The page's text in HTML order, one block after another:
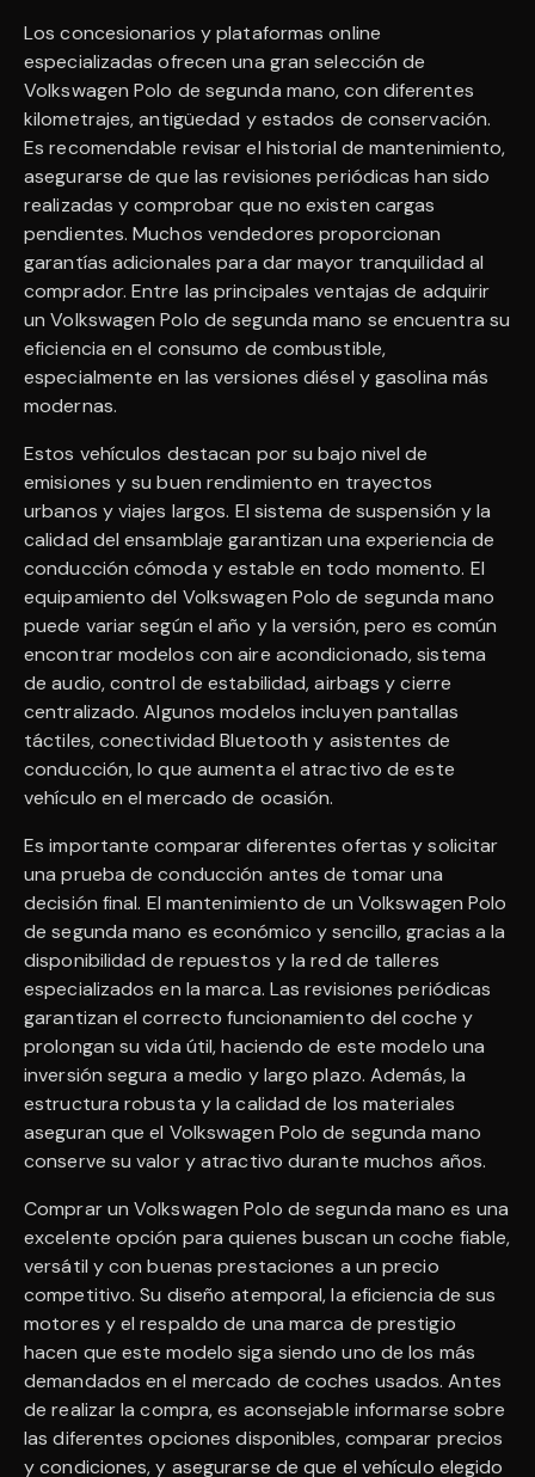
Los concesionarios y plataformas online
especializadas ofrecen una gran selección de
Volkswagen Polo de segunda mano, con diferentes
kilometrajes, antigüedad y estados de conservación.
Es recomendable revisar el historial de mantenimiento,
asegurarse de que las revisiones periódicas han sido
realizadas y comprobar que no existen cargas
pendientes. Muchos vendedores proporcionan
garantías adicionales para dar mayor tranquilidad al
comprador. Entre las principales ventajas de adquirir
un Volkswagen Polo de segunda mano se encuentra su
eficiencia en el consumo de combustible,
especialmente en las versiones diésel y gasolina más
modernas.
Estos vehículos destacan por su bajo nivel de
emisiones y su buen rendimiento en trayectos
urbanos y viajes largos. El sistema de suspensión y la
calidad del ensamblaje garantizan una experiencia de
conducción cómoda y estable en todo momento. El
equipamiento del Volkswagen Polo de segunda mano
puede variar según el año y la versión, pero es común
encontrar modelos con aire acondicionado, sistema
de audio, control de estabilidad, airbags y cierre
centralizado. Algunos modelos incluyen pantallas
táctiles, conectividad Bluetooth y asistentes de
conducción, lo que aumenta el atractivo de este
vehículo en el mercado de ocasión.
Es importante comparar diferentes ofertas y solicitar
una prueba de conducción antes de tomar una
decisión final. El mantenimiento de un Volkswagen Polo
de segunda mano es económico y sencillo, gracias a la
disponibilidad de repuestos y la red de talleres
especializados en la marca. Las revisiones periódicas
garantizan el correcto funcionamiento del coche y
prolongan su vida útil, haciendo de este modelo una
inversión segura a medio y largo plazo. Además, la
estructura robusta y la calidad de los materiales
aseguran que el Volkswagen Polo de segunda mano
conserve su valor y atractivo durante muchos años.
Comprar un Volkswagen Polo de segunda mano es una
excelente opción para quienes buscan un coche fiable,
versátil y con buenas prestaciones a un precio
competitivo. Su diseño atemporal, la eficiencia de sus
motores y el respaldo de una marca de prestigio
hacen que este modelo siga siendo uno de los más
demandados en el mercado de coches usados. Antes
de realizar la compra, es aconsejable informarse sobre
las diferentes opciones disponibles, comparar precios
y condiciones, y asegurarse de que el vehículo elegido